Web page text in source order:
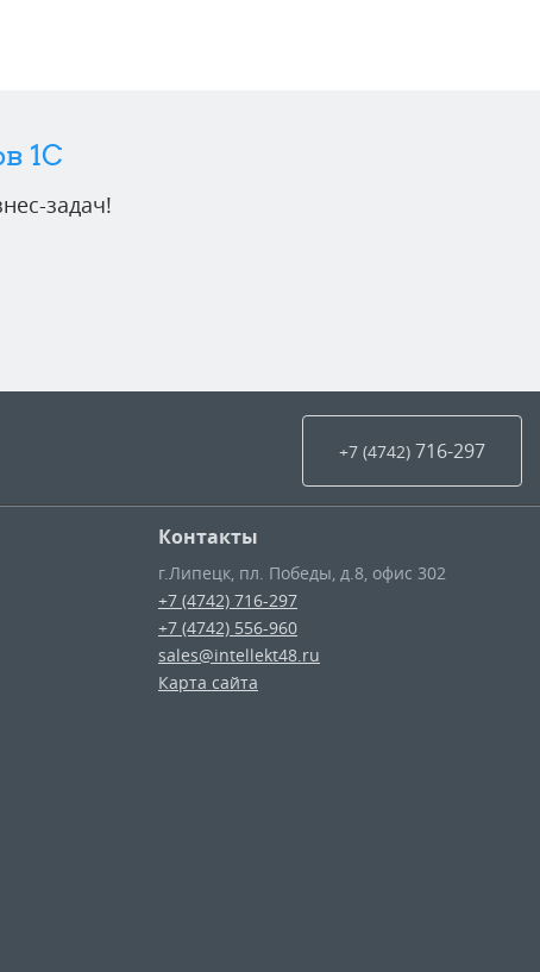
1C
задач!
+7 (4742) 716-297
Контакты
г.Липецк, пл. Победы, д.8, офис 302
+7 (4742) 716-297
+7 (4742) 556-960
sales@intellekt48.ru
Карта сайта